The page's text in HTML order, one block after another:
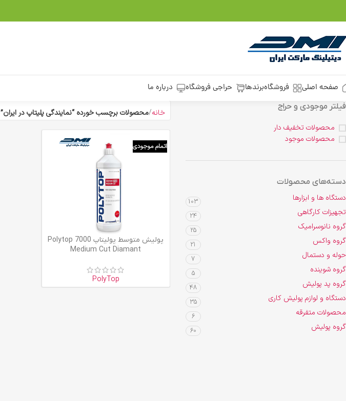
صفحه اصلی فروشگاهبرندها حراجی فروشگاه درباره ما
فیلتر موجودی و حراج
محصولات تخفیف دار
محصولات موجود
دسته‌های محصولات
دستگاه ها و ابزارها 103
تجهیزات کارگاهی 24
گروه نانوسرامیک 25
گروه واکس 21
حوله و دستمال 7
گروه شوینده 5
گروه پد پولیش 48
دستگاه و لوازم پولیش کاری 35
محصولات متفرقه 6
گروه پولیش 60
خانه محصولات برچسب خورده “نمایندگی پلیتاپ در ایران”
اتمام موجودی
اطلاعات بیشتر
پولیش متوسط پولیتاپ 7000 Polytop
Medium Cut Diamant
PolyTop